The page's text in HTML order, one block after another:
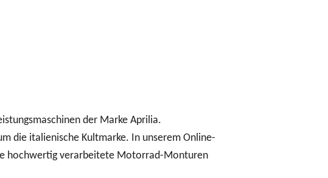
der Marke Aprilia.
die italienische Kultmarke. In unserem Online-
hochwertig verarbeitete Motorrad-Monturen